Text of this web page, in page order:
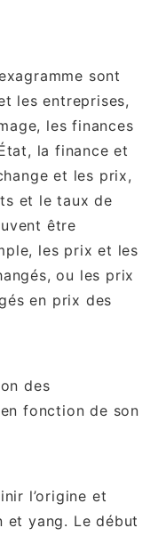
sont
les entreprises,
les finances
la finance et
et les prix,
et le taux de
être
les prix et les
ou les prix
en prix des
des
fonction de son
l’origine et
et yang. Le début